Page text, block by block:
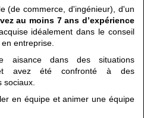
(de commerce, d'ingénieur), d'un
au moins 7 ans d’expérience
idéalement dans le conseil
entreprise.
aisance dans des situations
et avez été confronté à des
sociaux.
en équipe et animer une équipe